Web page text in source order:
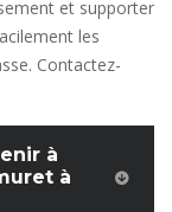
et supporter
les
Contactez-
à
à